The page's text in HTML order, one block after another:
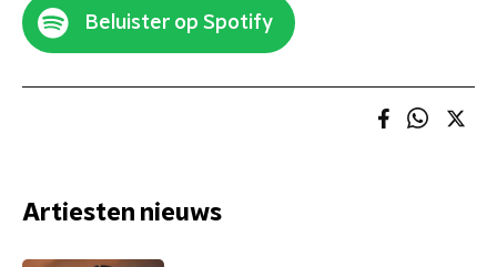
Beluister op Spotify
Artiesten nieuws